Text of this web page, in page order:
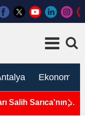
Ekonomi
Salih Sarıca'nın